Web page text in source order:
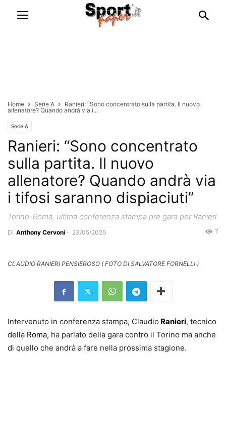
Home Serie A
Ranieri: “Sono concentrato sulla partita. Il nuovo
allenatore? Quando andrà via i...
Serie A
Ranieri: “Sono concentrato
sulla partita. Il nuovo
allenatore? Quando andrà via
i tifosi saranno dispiaciuti”
Torino-Roma, ultima conferenza stampa pre gara per Ranieri
Di Anthony Cervoni - 23/05/2025 7
CLAUDIO RANIERI PENSIEROSO ( FOTO DI SALVATORE FORNELLI )
Intervenuto in conferenza stampa, Claudio Ranieri, tecnico
della Roma, ha parlato della gara contro il Torino ma anche
di quello che andrà a fare nella prossima stagione.